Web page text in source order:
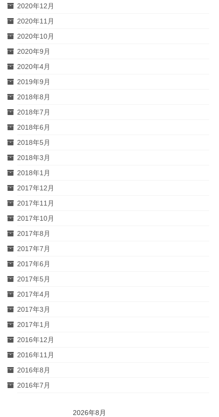
2020年12月
2020年11月
2020年10月
2020年9月
2020年4月
2019年9月
2018年8月
2018年7月
2018年6月
2018年5月
2018年3月
2018年1月
2017年12月
2017年11月
2017年10月
2017年8月
2017年7月
2017年6月
2017年5月
2017年4月
2017年3月
2017年1月
2016年12月
2016年11月
2016年8月
2016年7月
2026年8月